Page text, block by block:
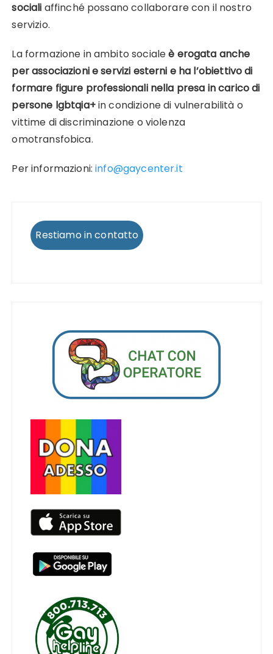
sociali affinché possano collaborare con il nostro
servizio.
La formazione in ambito socialeè erogata anche
per associazioni e servizi esterni e ha l’obiettivo di
formare figure professionali nella presa in carico di
persone lgbtqia+in condizione di vulnerabilità o
vittime di discriminazione o violenza
omotransfobica.
Per informazioni:info@gaycenter.it
Restiamo in contatto